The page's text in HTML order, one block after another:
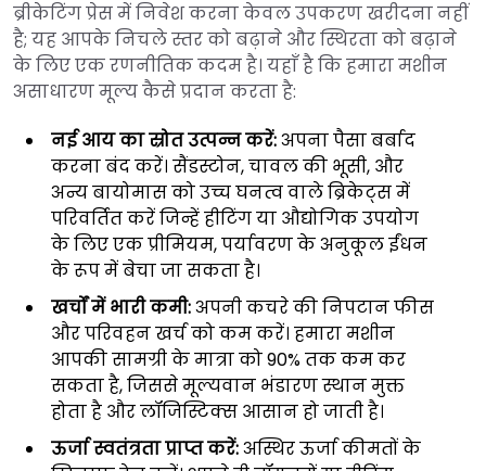
ब्रीकेटिंग प्रेस में निवेश करना केवल उपकरण खरीदना नहीं
है; यह आपके निचले स्तर को बढ़ाने और स्थिरता को बढ़ाने
के लिए एक रणनीतिक कदम है। यहाँ है कि हमारा मशीन
असाधारण मूल्य कैसे प्रदान करता है:
नई आय का स्रोत उत्पन्न करें:अपना पैसा बर्बाद
करना बंद करें। सैंडस्टोन, चावल की भूसी, और
अन्य बायोमास को उच्च घनत्व वाले ब्रिकेट्स में
परिवर्तित करें जिन्हें हीटिंग या औद्योगिक उपयोग
के लिए एक प्रीमियम, पर्यावरण के अनुकूल ईंधन
के रूप में बेचा जा सकता है।
खर्चों में भारी कमी:अपनी कचरे की निपटान फीस
और परिवहन खर्च को कम करें। हमारा मशीन
आपकी सामग्री के मात्रा को 90% तक कम कर
सकता है, जिससे मूल्यवान भंडारण स्थान मुक्त
होता है और लॉजिस्टिक्स आसान हो जाती है।
ऊर्जा स्वतंत्रता प्राप्त करें:अस्थिर ऊर्जा कीमतों के